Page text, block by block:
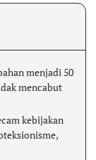
menjadi 50
mencabut
kebijakan